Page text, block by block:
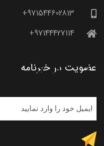
971544602813+
97144427114+
عضویت در خبرنامه
خبرنامه